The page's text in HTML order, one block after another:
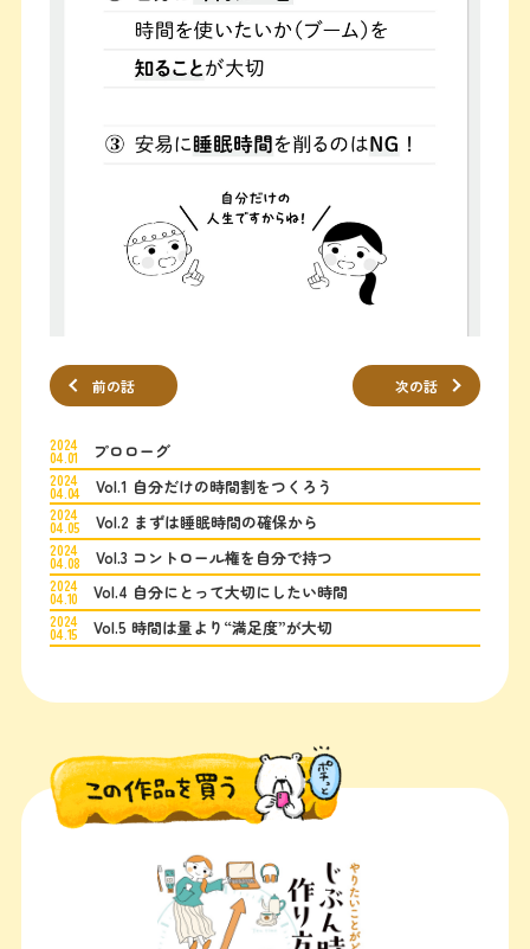
前の話 次の話
2024
04.01 プロローグ
2024
04.04 Vol.1 自分だけの時間割をつくろう
2024
04.05 Vol.2 まずは睡眠時間の確保から
2024
04.08 Vol.3 コントロール権を自分で持つ
2024
04.10 Vol.4 自分にとって大切にしたい時間
2024
04.15 Vol.5 時間は量より“満足度”が大切